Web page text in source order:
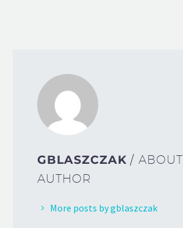
GBLASZCZAK / ABOUT
AUTHOR
More posts by gblaszczak